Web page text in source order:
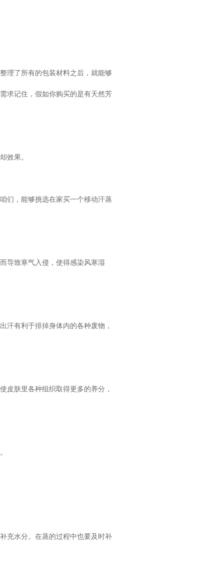
理了所有的包装材料之后，就能够
求记住，假如你购买的是有天然芳
效果。
们，能够挑选在家买一个移动汗蒸
导致寒气入侵，使得感染风寒湿
汗有利于排掉身体内的各种废物，
皮肤里各种组织取得更多的养分，
充水分。在蒸的过程中也要及时补